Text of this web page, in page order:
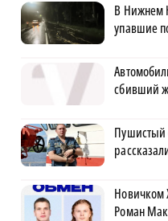
В Нижнем
упавшие
сбивший
Пушистый
Новичком
Роман